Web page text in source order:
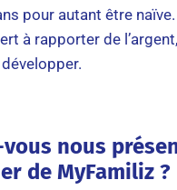
pour autant être
à rapporter de
vous nous
de MyFamiliz ?